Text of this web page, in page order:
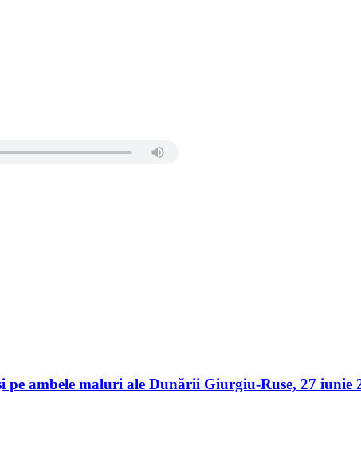
pe ambele maluri ale Dunării Giurgiu-Ruse, 27